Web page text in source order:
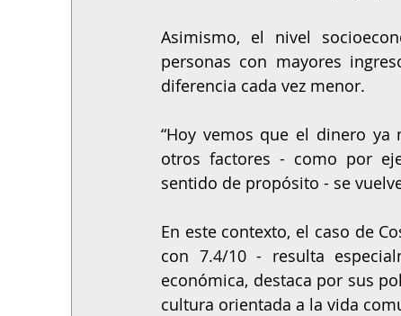
Asimismo, el nivel
personas con mayores
diferencia cada vez menor.
“Hoy vemos que el dinero
otros factores - como por
sentido de propósito - se
En este contexto, el caso de
con 7.4/10 - resulta
económica, destaca por sus
cultura orientada a la vida